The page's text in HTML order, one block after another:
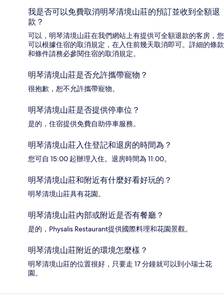
我是否可以免費取消明琴清境山莊的預訂並收到全額退
款？
可以，明琴清境山莊在我們網站上有提供可全額退款的客房，您
可以根據住宿的取消規定，在入住前幾天取消即可。詳細的條款
和條件請務必參閱住宿的取消規定。
明琴清境山莊是否允許攜帶寵物？
很抱歉，恕不允許攜帶寵物。
明琴清境山莊是否提供停車位？
是的，住宿提供免費自助停車服務。
明琴清境山莊入住登記和退房的時間為？
您可自 15:00 起辦理入住。退房時間為 11:00。
明琴清境山莊和附近有什麼好看好玩的？
明琴清境山莊具有花園。
明琴清境山莊內部或附近是否有餐廳？
是的，Physalis Restaurant提供國際料理和花園景觀。
明琴清境山莊附近的環境怎麼樣？
明琴清境山莊的位置很好，只要走 17 分鐘就可以到小瑞士花
園。